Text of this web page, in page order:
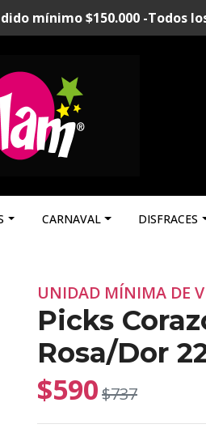
mínimo $150.000 -Todos
CARNAVAL DISFRACES
UNIDAD MÍNIMA DE
Picks
Rosa/Dor
$590$737